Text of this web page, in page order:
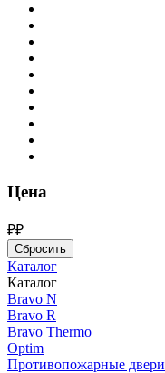
Цена
₽₽
Сбросить
Каталог
Каталог
Bravo N
Bravo R
Bravo Thermo
Optim
Противопожарные двери